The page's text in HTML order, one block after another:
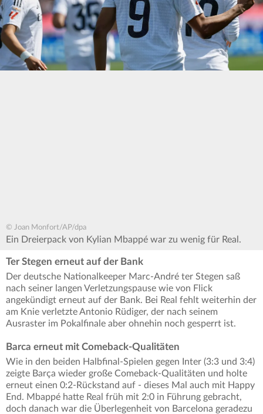
© Joan Monfort/AP/dpa
Ein Dreierpack von Kylian Mbappé war zu wenig für Real.
Ter Stegen erneut auf der Bank
Der deutsche Nationalkeeper Marc-André ter Stegen saß
nach seiner langen Verletzungspause wie von Flick
angekündigt erneut auf der Bank. Bei Real fehlt weiterhin der
am Knie verletzte Antonio Rüdiger, der nach seinem
Ausraster im Pokalfinale aber ohnehin noch gesperrt ist.
Barca erneut mit Comeback-Qualitäten
Wie in den beiden Halbfinal-Spielen gegen Inter (3:3 und 3:4)
zeigte Barça wieder große Comeback-Qualitäten und holte
erneut einen 0:2-Rückstand auf - dieses Mal auch mit Happy
End. Mbappé hatte Real früh mit 2:0 in Führung gebracht,
doch danach war die Überlegenheit von Barcelona geradezu